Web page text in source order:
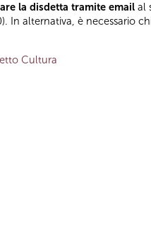
la disdetta tramite email al
In alternativa, è necessario
Cultura